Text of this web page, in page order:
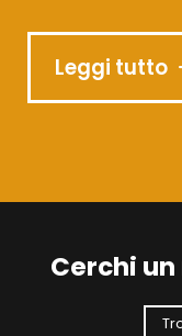
Leggi tutto
Cerchi